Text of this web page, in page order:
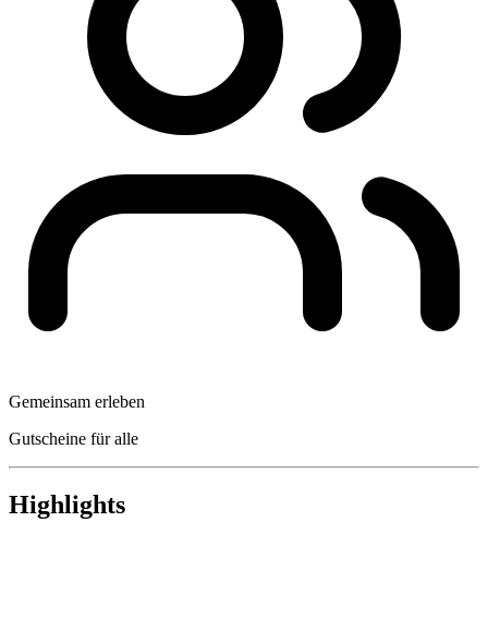
Gemeinsam erleben
Gutscheine für alle
Highlights